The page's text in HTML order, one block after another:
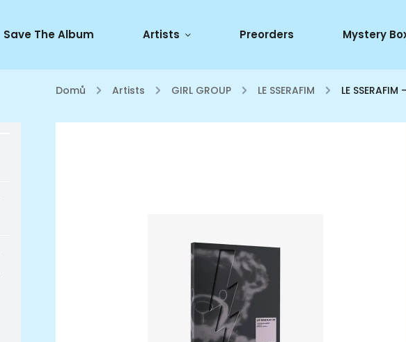
Save The Album Artists Preorders Mystery
Domů / Artists / GIRL GROUP / LE SSERAFIM / LE